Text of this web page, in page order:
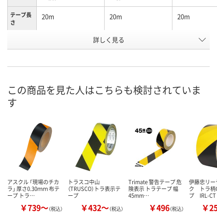
テープ長
さ
20m 20m 20m
オレンジ オレンジ
号
お届け日
数量
カゴへ
数量
カゴへ カ
詳しく見る
この商品を見た人はこちらも検討されていま
す
アスクル 「現場のチカ
ラ」 厚さ0.30ｍｍ 布テ
ープ トラ…
￥739～（税込）
トラスコ中山
（TRUSCO）トラ表示テ
ープ
￥432～（税込）
Trimate 警告テープ 危
険表示 トラテープ 幅
45mm…
￥496（税込）
伊藤忠リ
ク トラ柄
プ IRL-CT
￥